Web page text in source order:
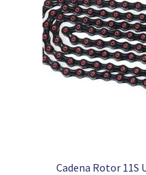
Cadena Rotor 11S